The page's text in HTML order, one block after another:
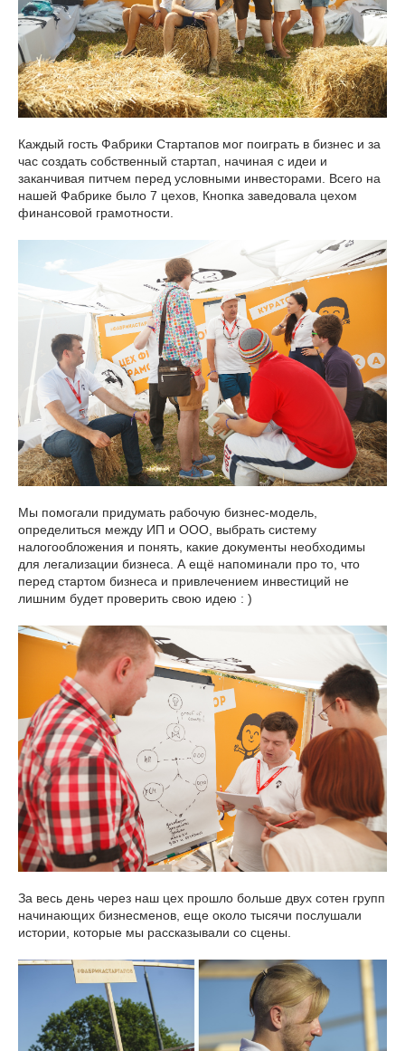
Каждый гость Фабрики Стартапов мог поиграть в бизнес и за
час создать собственный стартап, начиная с идеи и
заканчивая питчем перед условными инвесторами. Всего на
нашей Фабрике было 7 цехов, Кнопка заведовала цехом
финансовой грамотности.
Мы помогали придумать рабочую бизнес-модель,
определиться между ИП и ООО, выбрать систему
налогообложения и понять, какие документы необходимы
для легализации бизнеса. А ещё напоминали про то, что
перед стартом бизнеса и привлечением инвестиций не
лишним будет проверить свою идею : )
За весь день через наш цех прошло больше двух сотен групп
начинающих бизнесменов, еще около тысячи послушали
истории, которые мы рассказывали со сцены.